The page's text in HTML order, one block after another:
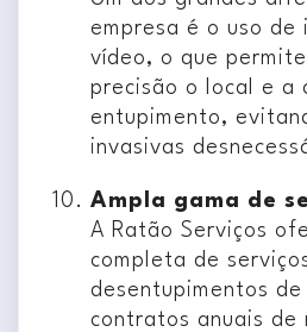
empresa é o uso de
vídeo, o que
precisão o local e a
entupimento,
invasivas
Ampla gama de
A Ratão Serviços
completa de
desentupimentos
contratos anuais de